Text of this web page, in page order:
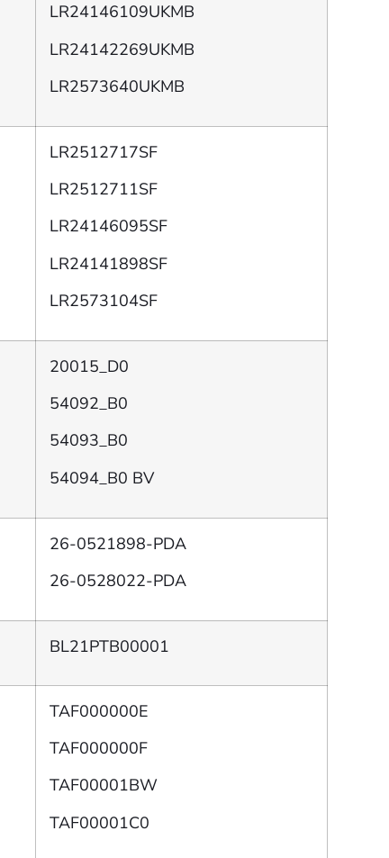
LR24146109UKMB
LR24142269UKMB
LR2573640UKMB
LR2512717SF
LR2512711SF
LR24146095SF
LR24141898SF
LR2573104SF
20015_D0
54092_B0
54093_B0
54094_B0 BV
26-0521898-PDA
26-0528022-PDA
BL21PTB00001
TAF000000E
TAF000000F
TAF00001BW
TAF00001C0